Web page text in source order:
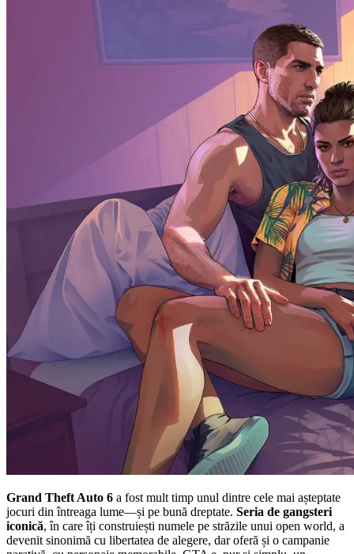
Grand Theft Auto 6 a fost mult timp unul dintre cele mai așteptate
jocuri din întreaga lume—și pe bună dreptate. Seria de gangsteri
iconică, în care îți construiești numele pe străzile unui open world, a
devenit sinonimă cu libertatea de alegere, dar oferă și o campanie